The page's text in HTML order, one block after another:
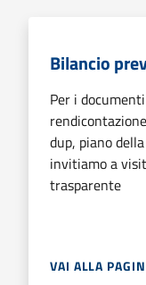
Bilancio
Per i
dup, piano
invitiamo a
trasparente
VAI ALLA